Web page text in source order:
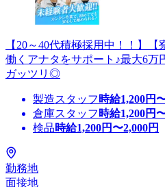
【20～40代積極採用中！！】
働くアナタをサポート♪最大6万
ガッツリ◎
製造スタッフ 時給1,200円
倉庫スタッフ 時給1,200円
検品時給1,200円〜2,000円
勤務地
面接地